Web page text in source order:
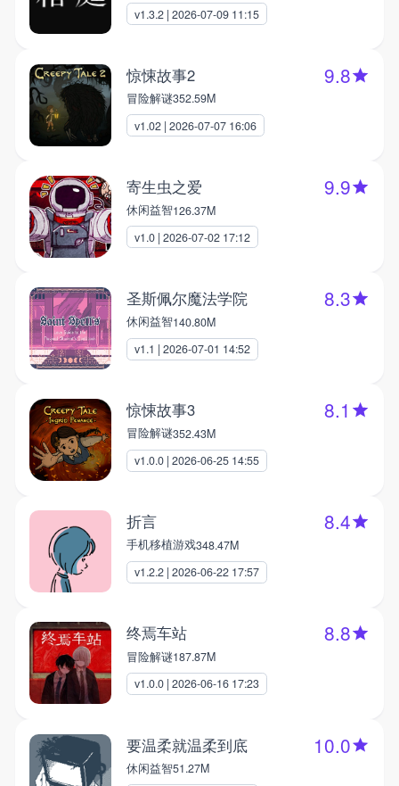
v1.3.2 | 2026-07-09 11:15
惊悚故事2
冒险解谜352.59M
v1.02 | 2026-07-07 16:06
9.8
寄生虫之爱
休闲益智126.37M
v1.0 | 2026-07-02 17:12
9.9
圣斯佩尔魔法学院
休闲益智140.80M
v1.1 | 2026-07-01 14:52
8.3
惊悚故事3
冒险解谜352.43M
v1.0.0 | 2026-06-25 14:55
8.1
折言
手机移植游戏348.47M
v1.2.2 | 2026-06-22 17:57
8.4
终焉车站
冒险解谜187.87M
v1.0.0 | 2026-06-16 17:23
8.8
要温柔就温柔到底
休闲益智51.27M
10.0